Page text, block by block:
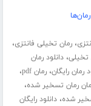
،رمان تخیلی فانتزی،
تخیلی،دانلود رمان
رمان رایگان،رمان pdf ،
،
شده،دانلود رایگان